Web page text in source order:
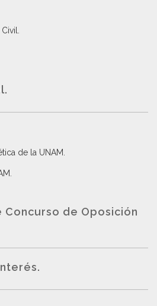
de la UNAM
de Oposición